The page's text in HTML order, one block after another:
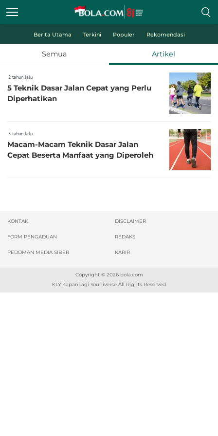
Berita Utama Terkini Populer Rekomendasi
Semua Artikel
2 tahun lalu
5 Teknik Dasar Jalan Cepat yang Perlu
Diperhatikan
5 tahun lalu
Macam-Macam Teknik Dasar Jalan
Cepat Beserta Manfaat yang Diperoleh
KONTAK DISCLAIMER
FORM PENGADUAN REDAKSI
PEDOMAN MEDIA SIBER KARIR
Copyright © 2026 bola.com
KLY KapanLagi Youniverse All Rights Reserved